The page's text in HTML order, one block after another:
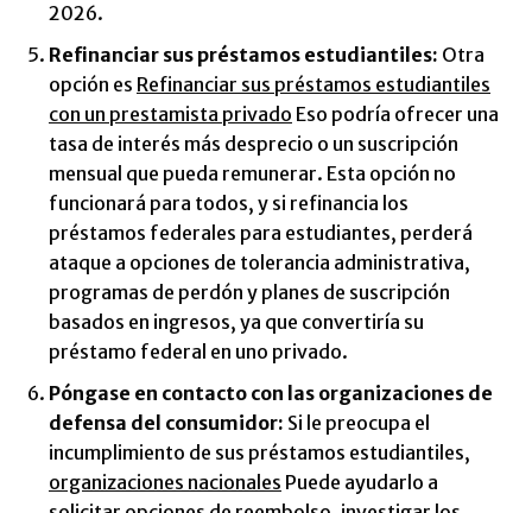
2026.
Refinanciar sus préstamos estudiantiles: Otra
opción es Refinanciar sus préstamos estudiantiles
con un prestamista privado Eso podría ofrecer una
tasa de interés más desprecio o un suscripción
mensual que pueda remunerar. Esta opción no
funcionará para todos, y si refinancia los
préstamos federales para estudiantes, perderá
ataque a opciones de tolerancia administrativa,
programas de perdón y planes de suscripción
basados en ingresos, ya que convertiría su
préstamo federal en uno privado.
Póngase en contacto con las organizaciones de
defensa del consumidor: Si le preocupa el
incumplimiento de sus préstamos estudiantiles,
organizaciones nacionales Puede ayudarlo a